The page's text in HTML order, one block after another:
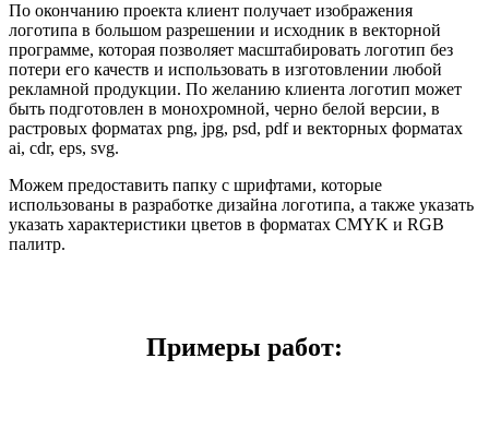
По окончанию проекта клиент получает изображения
логотипа в большом разрешении и исходник в векторной
программе, которая позволяет масштабировать логотип без
потери его качеств и использовать в изготовлении любой
рекламной продукции. По желанию клиента логотип может
быть подготовлен в монохромной, черно белой версии, в
растровых форматах png, jpg, psd, pdf и векторных форматах
ai, cdr, eps, svg.
Можем предоставить папку с шрифтами, которые
использованы в разработке дизайна логотипа, а также указать
указать характеристики цветов в форматах CMYK и RGB
палитр.
Примеры работ: